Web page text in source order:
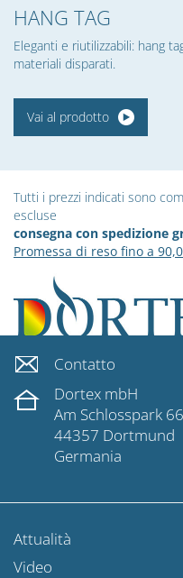
HANG TAG
Eleganti e riutilizzabili: hang
materiali disparati.
Vai al prodotto
Tutti i prezzi indicati sono
escluse
consegna con spedizione
Promessa di reso fino a
Contatto
Dortex mbH
Am Schlosspark 66
44357 Dortmund
Germania
Attualità
Video